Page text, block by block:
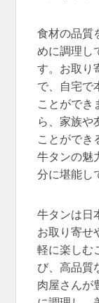
食材の品質
めに調理し
す。お取り
で、自宅で
ことができ
ら、家族や
ことができ
牛タンの魅
分に堪能し
牛タンは日
お取り寄せ
軽に楽しむ
び、高品質
肉屋さんが